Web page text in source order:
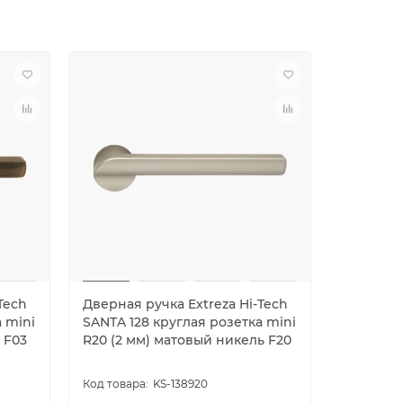
mini
Дверная ручка Extreza Hi-Tech
SANTA 128 круглая розетка mini
R20 (2 мм) матовый никель F20
KS-138920